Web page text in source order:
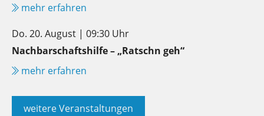
mehr erfahren
Do. 20. August | 09:30 Uhr
Nachbarschaftshilfe – „Ratschn geh“
mehr erfahren
weitere Veranstaltungen